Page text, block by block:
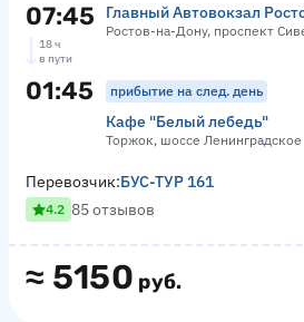
07:45 Главный Автовокзал
Ростов-на-Дону, проспект
18 ч
в пути
01:45 прибытие на след. день
Кафе "Белый лебедь"
Торжок, шоссе Ленинградское
≈ 5150 руб.
Перевозчик:БУС-ТУР 161
4.2 85 отзывов